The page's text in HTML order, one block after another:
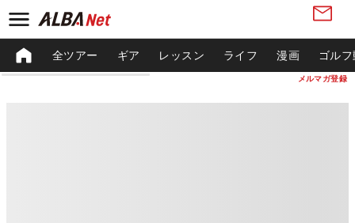
メルマガ登録
全ツアー ギア レッスン ライフ 漫画 ゴル